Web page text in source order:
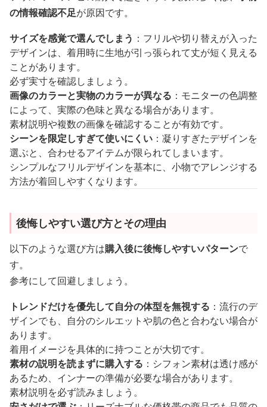
の情報確認不足が原因です。
サイズを感覚で選んでしまう ：フリルや切り替えが入った
デザインは、着用時に生地が引っ張られて丈が短く見える
ことがあります。
必ず実寸を確認しましょう。
画像のカラーと実物のカラーが異なる ：モニターの色調整
によって、実際の色味と異なる場合があります。
素材説明や複数の画像を確認することが有効です。
シーンを限定しすぎて使いにくい ：凝りすぎたデザインを
選ぶと、合わせるアイテムが限られてしまいます。
シンプルなフリルデザインを基本に、小物でアレンジする
方法が着回しやすくなります。
後悔しやすい選び方とその理由
以下のような選び方は購入後に後悔しやすいパターンで
す。
参考にして回避しましょう。
トレンドだけを優先して自分の体型を無視する ：流行のデ
ザインでも、自分のシルエットや肌の色と合わない場合が
あります。
着用イメージを具体的に持つことが大切です。
素材の説明を読まずに購入する ：シフォン素材は透け感が
あるため、インナーの準備が必要な場合があります。
素材説明を必ず読みましょう。